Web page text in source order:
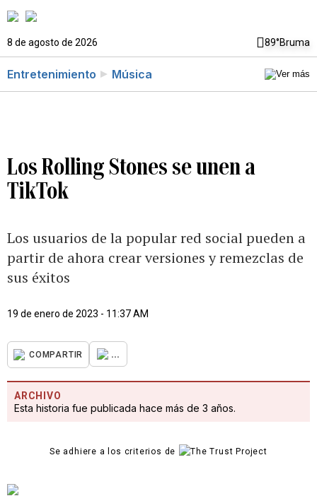
8 de agosto de 2026 89°Bruma
Entretenimiento Música
Los Rolling Stones se unen a
TikTok
Los usuarios de la popular red social pueden a
partir de ahora crear versiones y remezclas de
sus éxitos
19 de enero de 2023 - 11:37 AM
COMPARTIR ...
ARCHIVO
Esta historia fue publicada hace más de 3 años.
Se adhiere a los criterios de